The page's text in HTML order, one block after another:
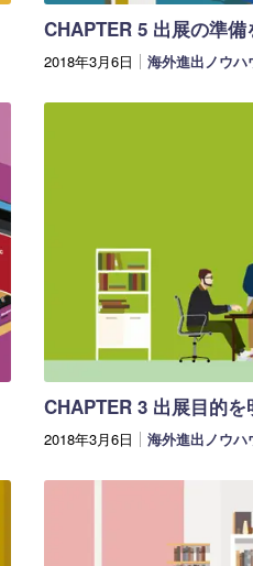
CHAPTER 5 出展の準備
2018年3月6日 海外進出ノウハ
CHAPTER 3 出展目的を
2018年3月6日 海外進出ノウハ